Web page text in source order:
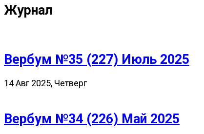
Журнал
Вербум №35 (227) Июль 2025
14 Авг 2025, Четверг
Вербум №34 (226) Май 2025